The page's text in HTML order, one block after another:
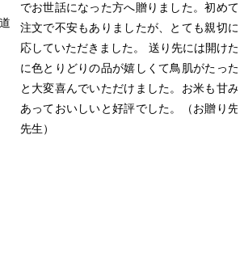
でお世話になった方へ贈りました。初めて
注文で不安もありましたが、とても親切に
応していただきました。 送り先には開けた
に色とりどりの品が嬉しくて鳥肌がたった
と大変喜んでいただけました。お米も甘み
あっておいしいと好評でした。（お贈り先
先生）